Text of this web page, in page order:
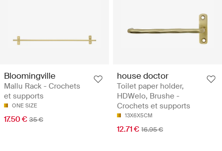
Bloomingville
Mallu Rack - Crochets
et supports
ONE SIZE
17.50 € 35 €
house doctor
Toilet paper holder,
HDWelo, Brushe -
Crochets et supports
13X6X5CM
12.71 € 16.95 €